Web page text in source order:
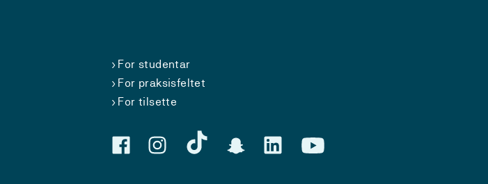
For studentar
For praksisfeltet
For tilsette